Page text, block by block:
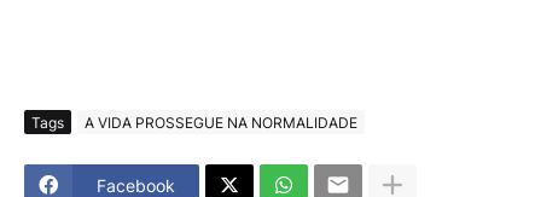
Tags A VIDA PROSSEGUE NA NORMALIDADE
Facebook